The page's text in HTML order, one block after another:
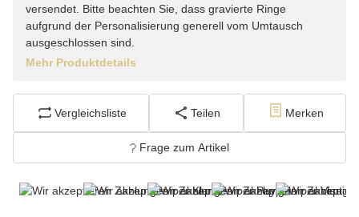
versendet. Bitte beachten Sie, dass gravierte Ringe
aufgrund der Personalisierung generell vom Umtausch
ausgeschlossen sind.
Mehr Produktdetails
Vergleichsliste Teilen Merken
Frage zum Artikel